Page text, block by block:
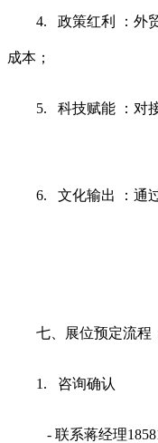
4. 政策红利 ：外
成本；
5. 科技赋能 ：对
6. 文化输出 ：通
七、展位预定流
1. 咨询确认
- 联系蒋经理